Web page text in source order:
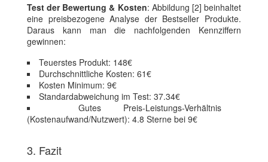
Test der Bewertung & Kosten: Abbildung [2] beinhaltet
eine preisbezogene Analyse der Bestseller Produkte.
Daraus kann man die nachfolgenden Kennziffern
gewinnen:
Teuerstes Produkt: 148€
Durchschnittliche Kosten: 61€
Kosten Minimum: 9€
Standardabweichung im Test: 37.34€
Gutes Preis-Leistungs-Verhältnis
(Kostenaufwand/Nutzwert): 4.8 Sterne bei 9€
3. Fazit